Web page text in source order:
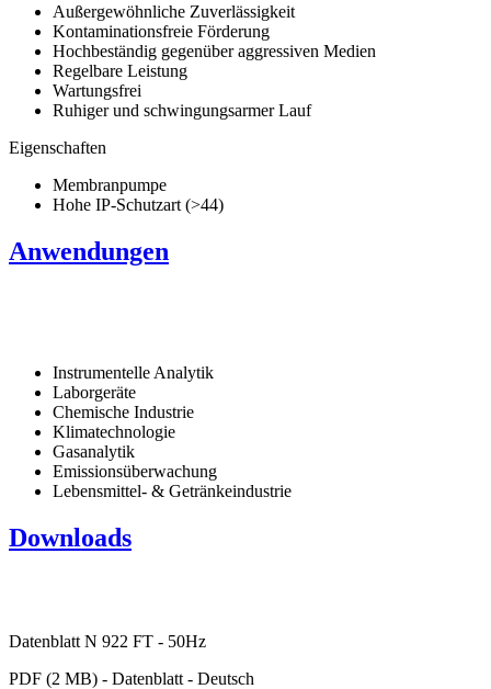
Außergewöhnliche Zuverlässigkeit
Kontaminationsfreie Förderung
Hochbeständig gegenüber aggressiven Medien
Regelbare Leistung
Wartungsfrei
Ruhiger und schwingungsarmer Lauf
Eigenschaften
Membranpumpe
Hohe IP-Schutzart (>44)
Anwendungen
Instrumentelle Analytik
Laborgeräte
Chemische Industrie
Klimatechnologie
Gasanalytik
Emissionsüberwachung
Lebensmittel- & Getränkeindustrie
Downloads
Datenblatt N 922 FT - 50Hz
PDF (2 MB) - Datenblatt - Deutsch